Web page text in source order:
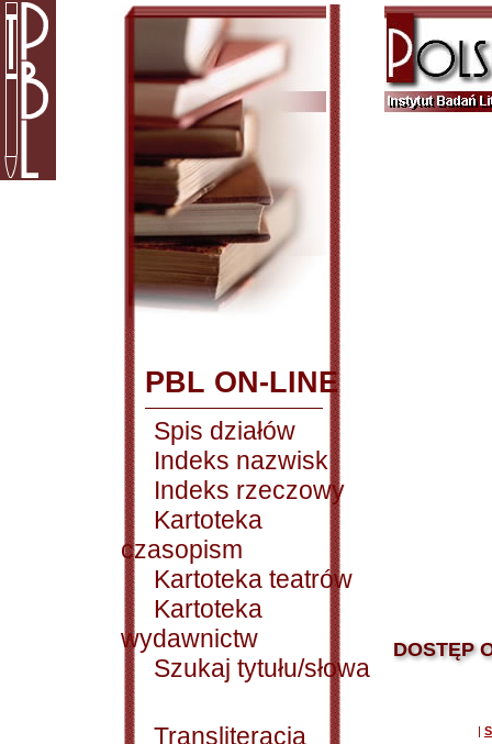
PBL ON-LINE
Spis działów
Indeks nazwisk
Indeks rzeczowy
Kartoteka
czasopism
Kartoteka teatrów
Kartoteka
wydawnictw
Szukaj tytułu/słowa
Transliteracja
DOSTĘP
|